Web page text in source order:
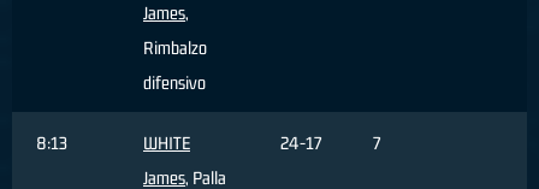
James,
Rimbalzo
difensivo
8:13
WHITE
James, Palla
24-17 7